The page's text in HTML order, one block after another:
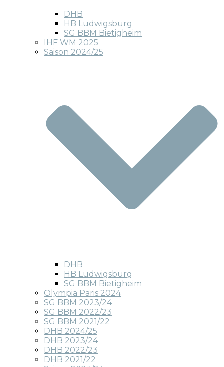
DHB
HB Ludwigsburg
SG BBM Bietigheim
IHF WM 2025
Saison 2024/25
DHB
HB Ludwigsburg
SG BBM Bietigheim
Olympia Paris 2024
SG BBM 2023/24
SG BBM 2022/23
SG BBM 2021/22
DHB 2024/25
DHB 2023/24
DHB 2022/23
DHB 2021/22